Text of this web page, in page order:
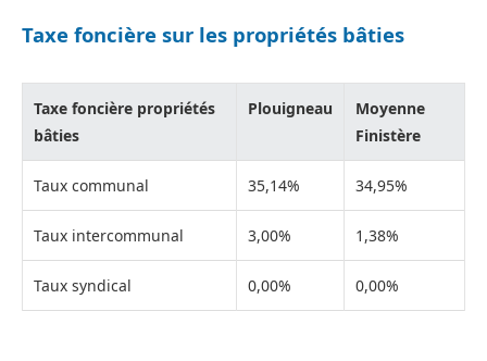
Taxe foncière sur les propriétés bâties
Taxe foncière propriétés
bâties
Plouigneau
Moyenne
Finistère
Taux communal 35,14% 34,95%
Taux intercommunal 3,00% 1,38%
Taux syndical 0,00% 0,00%